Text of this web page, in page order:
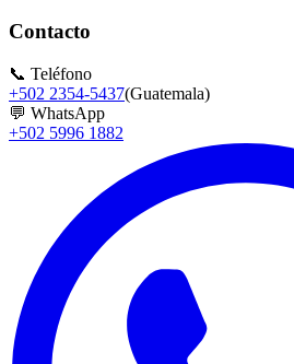
Contacto
📞 Teléfono
+502 2354-5437(Guatemala)
💬 WhatsApp
+502 5996 1882